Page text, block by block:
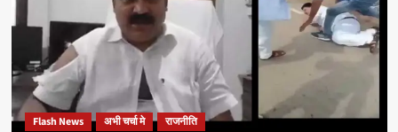
के
युवक
का
शव,
कुणाल
के
पहल
Flash News अभी चर्चा मे राजनीति